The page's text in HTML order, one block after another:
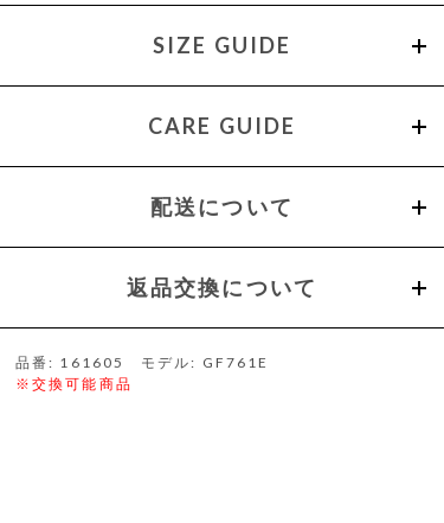
SIZE GUIDE
CARE GUIDE
配送について
返品交換について
品番: 161605 モデル: GF761E
※交換可能商品